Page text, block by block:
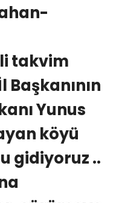
takvim
Başkanının
Yunus
köyü
gidiyoruz ..